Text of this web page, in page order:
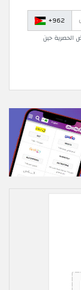
+962
الحصرية حين